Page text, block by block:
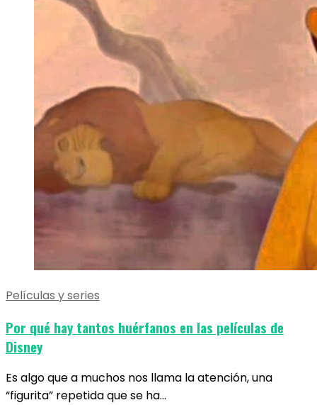
Películas y series
Por qué hay tantos huérfanos en las películas de
Disney
Es algo que a muchos nos llama la atención, una
“figurita” repetida que se ha…